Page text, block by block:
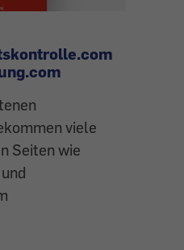
viele
Seiten wie